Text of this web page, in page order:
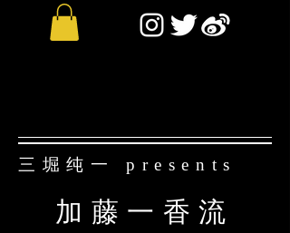
三堀纯一 presents
加藤一香流